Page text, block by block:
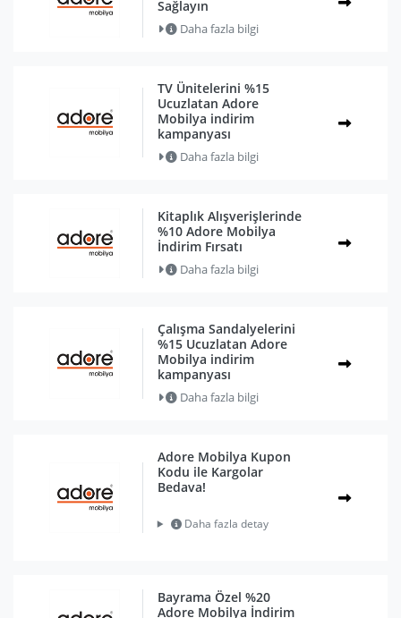
Sağlayın
Daha fazla bilgi
TV Ünitelerini %15
Ucuzlatan Adore
Mobilya indirim
kampanyası
Daha fazla bilgi
Kitaplık Alışverişlerinde
%10 Adore Mobilya
İndirim Fırsatı
Daha fazla bilgi
Çalışma Sandalyelerini
%15 Ucuzlatan Adore
Mobilya indirim
kampanyası
Daha fazla bilgi
Adore Mobilya Kupon
Kodu ile Kargolar
Bedava!
Daha fazla detay
Bayrama Özel %20
Adore Mobilya İndirim